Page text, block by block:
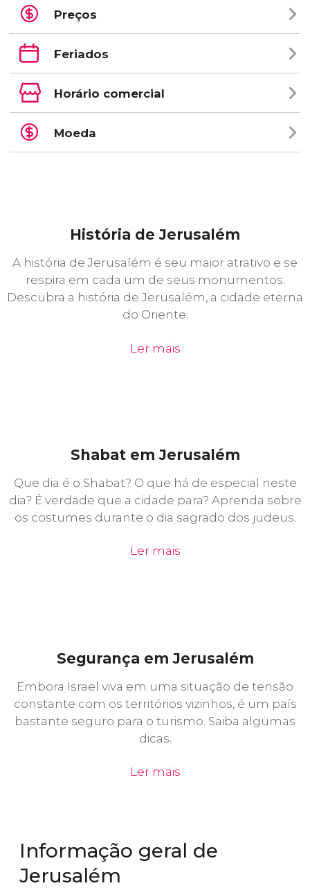
Preços
Feriados
Horário comercial
Moeda
História de Jerusalém
A história de Jerusalém é seu maior atrativo e se
respira em cada um de seus monumentos.
Descubra a história de Jerusalém, a cidade eterna
do Oriente.
Ler mais
Shabat em Jerusalém
Que dia é o Shabat? O que há de especial neste
dia? É verdade que a cidade para? Aprenda sobre
os costumes durante o dia sagrado dos judeus.
Ler mais
Segurança em Jerusalém
Embora Israel viva em uma situação de tensão
constante com os territórios vizinhos, é um país
bastante seguro para o turismo. Saiba algumas
dicas.
Ler mais
Informação geral de
Jerusalém